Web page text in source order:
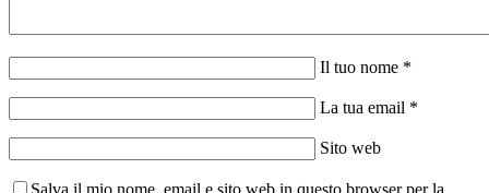
Il tuo nome *
La tua email *
Sito web
Salva il mio nome, email e sito web in questo browser per la